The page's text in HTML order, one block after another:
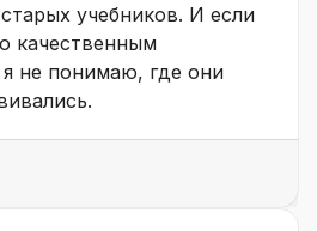
учебников. И если
качественным
не понимаю, где они